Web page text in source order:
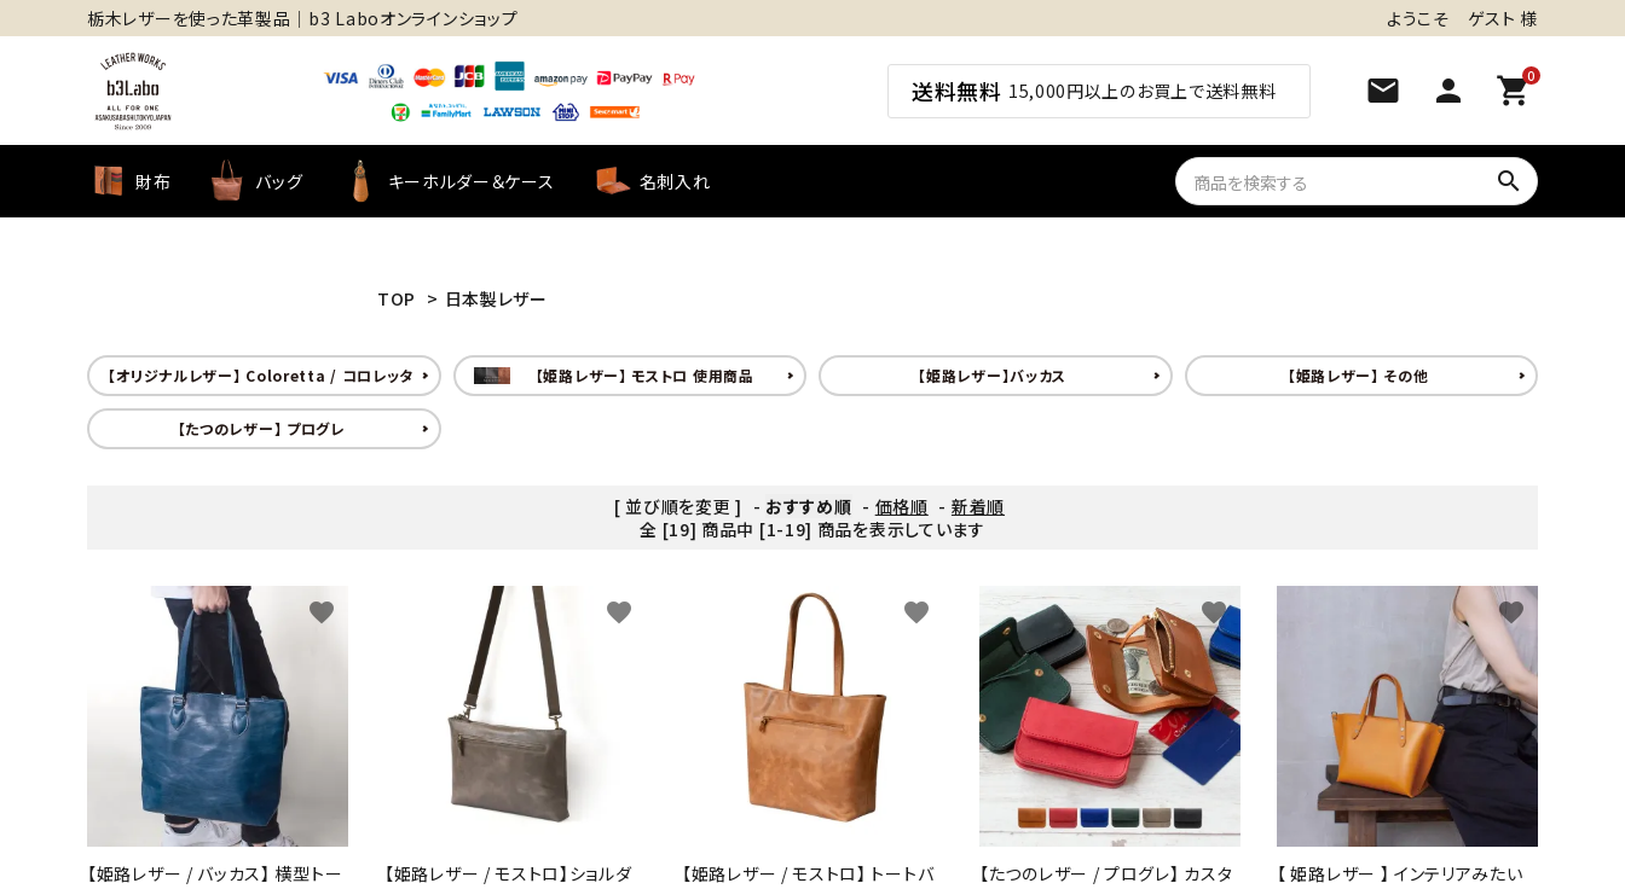
栃木レザーを使った革製品│b3 Laboオンラインショップ ようこそ ゲスト 様
送料無料 15,000円以上のお買上で送料無料 mail person 0
shopping_cart
財布 バッグ キーホルダー＆ケース 名刺入れ search
TOP > 日本製レザー
【オリジナルレザー】 Coloretta / コロレッタ 【姫路レザー】 モストロ 使用商品 【姫路レザー】バッカス 【姫路レザー】 その他
【たつのレザー】 プログレ
[ 並び順を変更 ] - おすすめ順 - 価格順 - 新着順
全 [19] 商品中 [1-19] 商品を表示しています
【姫路レザー / バッカス】 横型トー
favorite
【姫路レザー / モストロ】ショルダ
favorite
【姫路レザー / モストロ】 トートバ
favorite
【たつのレザー / プログレ】 カスタ
favorite
【 姫路レザー 】 インテリアみたい
favorite